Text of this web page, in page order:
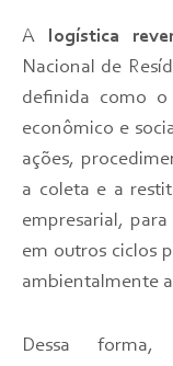
A logística
Nacional de
definida como o
econômico e
ações,
a coleta e a
empresarial,
em outros ciclos
ambientalmente
Dessa forma,